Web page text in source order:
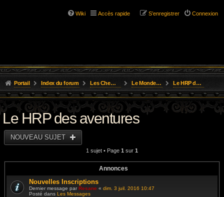
Wiki Accès rapide Connexion
S’enregistrer
Portail Index du forum Les Chemins de L'Aventure Le Monde de Golarion Le HRP des aventures
Le HRP des aventures
NOUVEAU SUJET
1 sujet • Page 1 sur 1
Annonces
Nouvelles Inscriptions
Dernier message parResane « dim. 3 juil. 2016 10:47
Posté dans Les Messages